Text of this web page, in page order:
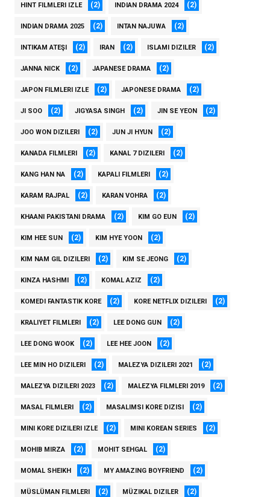
HINT FILMLERI IZLE (2) INDIAN DRAMA 2024 (2)
INDIAN DRAMA 2025 (2) INTAN NAJUWA (2)
INTIKAM ATEŞI (2) IRAN (2) ISLAMI DIZILER (2)
JANNA NICK (2) JAPANESE DRAMA (2)
JAPON FILMLERI IZLE (2) JAPONESE DRAMA (2)
JI SOO (2) JIGYASA SINGH (2) JIN SE YEON (2)
JOO WON DIZILERI (2) JUN JI HYUN (2)
KANADA FILMLERI (2) KANAL 7 DIZILERI (2)
KANG HAN NA (2) KAPALI FILMLERI (2)
KARAM RAJPAL (2) KARAN VOHRA (2)
KHAANI PAKISTANI DRAMA (2) KIM GO EUN (2)
KIM HEE SUN (2) KIM HYE YOON (2)
KIM NAM GIL DIZILERI (2) KIM SE JEONG (2)
KINZA HASHMI (2) KOMAL AZIZ (2)
KOMEDI FANTASTIK KORE (2) KORE NETFLIX DIZILERI (2)
KRALIYET FILMLERI (2) LEE DONG GUN (2)
LEE DONG WOOK (2) LEE HEE JOON (2)
LEE MIN HO DIZILERI (2) MALEZYA DIZILERI 2021 (2)
MALEZYA DIZILERI 2023 (2) MALEZYA FILMLERI 2019 (2)
MASAL FILMLERI (2) MASALIMSI KORE DIZISI (2)
MINI KORE DIZILERI IZLE (2) MINI KOREAN SERIES (2)
MOHIB MIRZA (2) MOHIT SEHGAL (2)
MOMAL SHEIKH (2) MY AMAZING BOYFRIEND (2)
MÜSLÜMAN FILMLERI (2) MÜZIKAL DIZILER (2)